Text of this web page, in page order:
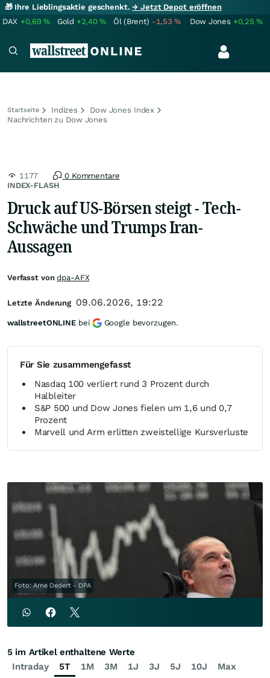
🎁 Ihre Lieblingsaktie geschenkt.→ Jetzt Depot eröffnen
DAX +0,69% Gold +2,40% Öl (Brent) -1,53% Dow Jones +0,25%
Startseite Indizes
Dow Jones Index
Nachrichten zu Dow Jones
INDEX-FLASH
1177 0 Kommentare
Druck auf US-Börsen steigt - Tech-
Schwäche und Trumps Iran-
Aussagen
Für Sie zusammengefasst
Nasdaq 100 verliert rund 3 Prozent durch
Halbleiter
S&P 500 und Dow Jones fielen um 1,6 und 0,7
Prozent
Marvell und Arm erlitten zweistellige Kursverluste
Foto: Arne Dedert - DPA
Verfasst vondpa-AFX
Letzte Änderung 09.06.2026, 19:22
wallstreetONLINE bei Google bevorzugen.
Intraday 5T 1M 3M 1J 3J 5J 10J Max
5 im Artikel enthaltene Werte